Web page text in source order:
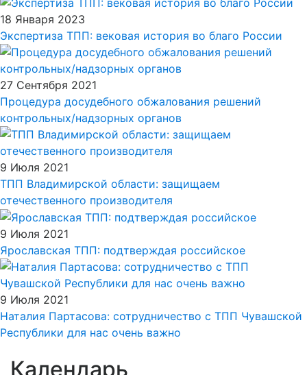
18 Января 2023
Экспертиза ТПП: вековая история во благо России
27 Сентября 2021
Процедура досудебного обжалования решений
контрольных/надзорных органов
9 Июля 2021
ТПП Владимирской области: защищаем
отечественного производителя
9 Июля 2021
Ярославская ТПП: подтверждая российское
9 Июля 2021
Наталия Партасова: сотрудничество с ТПП Чувашской
Республики для нас очень важно
Календарь